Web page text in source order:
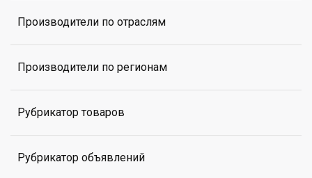
Производители по отраслям
Производители по регионам
Рубрикатор товаров
Рубрикатор объявлений